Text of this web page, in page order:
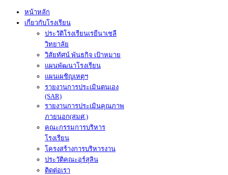
หน้าหลัก
เกี่ยวกับโรงเรียน
ประวัติโรงเรียนเรยีนาเชลี
วิทยาลัย
วิสัยทัศน์ พันธกิจ เป้าหมาย
แผนพัฒนาโรงเรียน
แผนเผชิญเหตุฯ
รายงานการประเมินตนเอง
(SAR)
รายงานการประเมินคุณภาพ
ภายนอก(สมศ.)
คณะกรรมการบริหาร
โรงเรียน
โครงสร้างการบริหารงาน
ประวัติคณะอุร์สุลิน
ติดต่อเรา